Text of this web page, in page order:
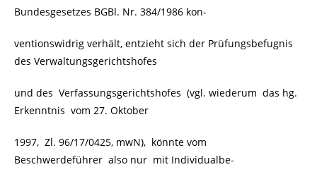
Bundesgesetzes BGBl. Nr. 384/1986 kon-
ventionswidrig verhält, entzieht sich der Prüfungsbefugnis
des Verwaltungsgerichtshofes
und des Verfassungsgerichtshofes (vgl. wiederum das hg.
Erkenntnis vom 27. Oktober
1997, Zl. 96/17/0425, mwN), könnte vom
Beschwerdeführer also nur mit Individualbe-